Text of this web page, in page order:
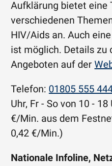
Aufklärung bietet eine
verschiedenen
HIV/Aids an. Auch
ist möglich. Details zu
Angeboten auf der
Telefon: 01805 555
Uhr, Fr - So von 10 -
€/Min. aus dem
0,42 €/Min.)
Nationale Infoline,